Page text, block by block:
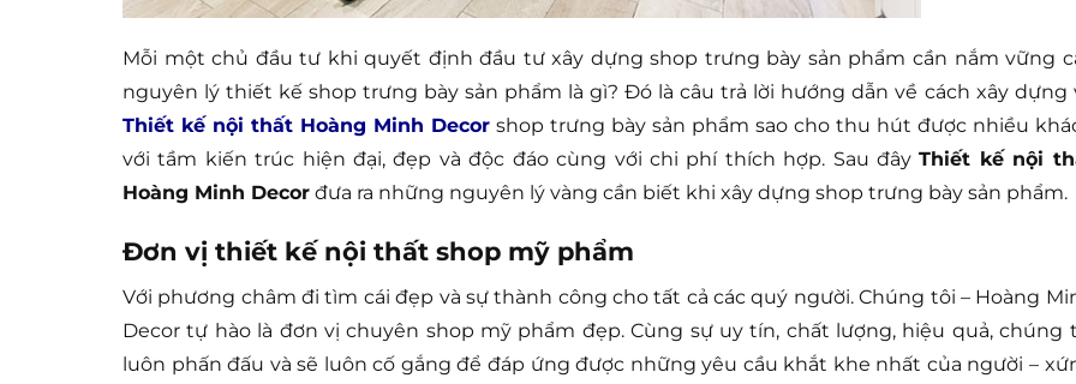
Mỗi một chủ đầu tư khi quyết định đầu tư xây dựng shop trưng bày sản phẩm cần nắm vững
nguyên lý thiết kế shop trưng bày sản phẩm là gì? Đó là câu trả lời hướng dẫn về cách xây dựng
Thiết kế nội thất Hoàng Minh Decorshop trưng bày sản phẩm sao cho thu hút được nhiều
với tầm kiến trúc hiện đại, đẹp và độc đáo cùng với chi phí thích hợp. Sau đâyThiết kế nội
Hoàng Minh Decor đưa ra những nguyên lý vàng cần biết khi xây dựng shop trưng bày sản phẩm.
Đơn vị thiết kế nội thất shop mỹ phẩm
Với phương châm đi tìm cái đẹp và sự thành công cho tất cả các quý người. Chúng tôi – Hoàng
Decor tự hào là đơn vị chuyên shop mỹ phẩm đẹp. Cùng sự uy tín, chất lượng, hiệu quả, chúng
luôn phấn đấu và sẽ luôn cố gắng để đáp ứng được những yêu cầu khắt khe nhất của người –